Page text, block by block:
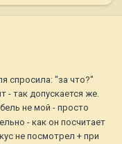
спросила: "за что?"
- так допускается же.
не мой - просто
- как он посчитает
не посмотрел + при